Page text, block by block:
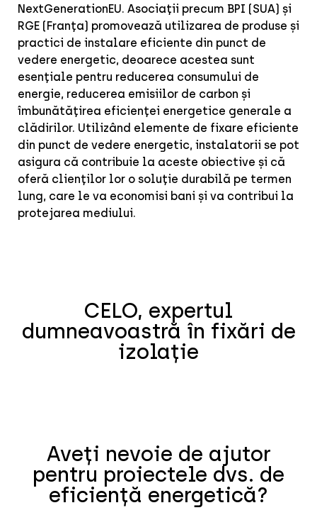
NextGenerationEU. Asociații precum BPI (SUA) și
RGE (Franța) promovează utilizarea de produse și
practici de instalare eficiente din punct de
vedere energetic, deoarece acestea sunt
esențiale pentru reducerea consumului de
energie, reducerea emisiilor de carbon și
îmbunătățirea eficienței energetice generale a
clădirilor. Utilizând elemente de fixare eficiente
din punct de vedere energetic, instalatorii se pot
asigura că contribuie la aceste obiective și că
oferă clienților lor o soluție durabilă pe termen
lung, care le va economisi bani și va contribui la
protejarea mediului.
CELO, expertul
dumneavoastră în fixări de
izolație
Aveți nevoie de ajutor
pentru proiectele dvs. de
eficiență energetică?